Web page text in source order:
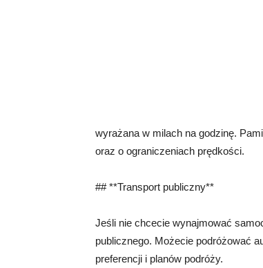
wyrażana w milach na godzinę.
oraz o ograniczeniach prędkości.
## **Transport publiczny**
Jeśli nie chcecie wynajmować
publicznego. Możecie podróżować
preferencji i planów podróży.